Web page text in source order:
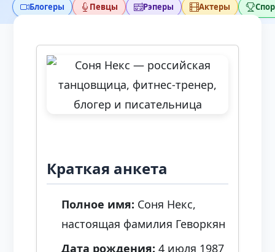
Блогеры Певцы Рэперы Актеры
Краткая анкета
Полное имя: Соня Некс,
настоящая фамилия Геворкян
Дата рождения: 4 июля 1987